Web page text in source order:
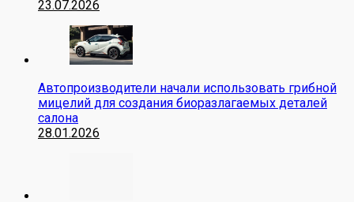
23.07.2026
Автопроизводители начали использовать грибной
мицелий для создания биоразлагаемых деталей
салона
28.01.2026